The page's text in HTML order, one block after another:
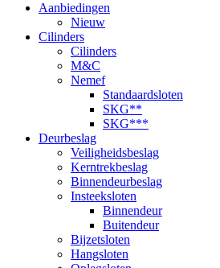
Aanbiedingen
Nieuw
Cilinders
Cilinders
M&C
Nemef
Standaardsloten
SKG**
SKG***
Deurbeslag
Veiligheidsbeslag
Kerntrekbeslag
Binnendeurbeslag
Insteeksloten
Binnendeur
Buitendeur
Bijzetsloten
Hangsloten